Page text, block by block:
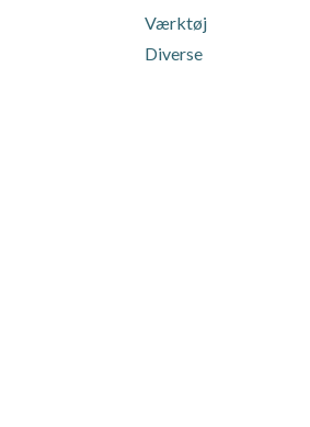
Værktøj
Diverse